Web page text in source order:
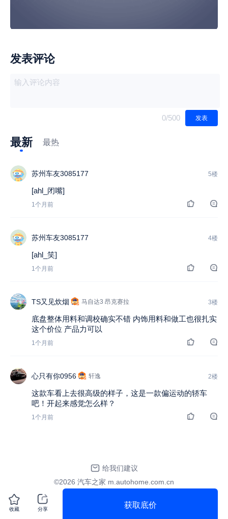
发表评论
发表
0/500
最新 最热
苏州车友3085177 5楼
[ahl_闭嘴]
1个月前
苏州车友3085177 4楼
[ahl_笑]
1个月前
TS又见炊烟 马自达3 昂克赛拉 3楼
底盘整体用料和调校确实不错 内饰用料和做工也很扎实
这个价位 产品力可以
1个月前
心只有你0956 轩逸 2楼
这款车看上去很高级的样子，这是一款偏运动的轿车
吧！开起来感觉怎么样？
1个月前
给我们建议
©2026 汽车之家 m.autohome.com.cn
收藏 分享 获取底价